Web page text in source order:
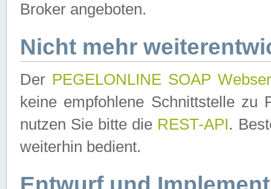
Broker angeboten.
Nicht mehr
Der PEGELONLINE SOAP
keine empfohlene Schnittstelle zu
nutzen Sie bitte die REST-API.
weiterhin bedient.